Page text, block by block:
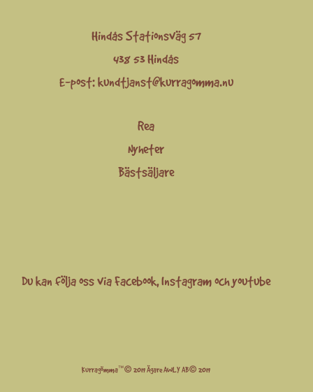
Hindås Stationsväg 57
438 53 Hindås
E-post:kundtjanst@kurragomma.nu
Rea
Nyheter
Bästsäljare
Du kan följa oss viaFacebook,Instagramochyoutube
Kurragömma™© 2019 Ägare AWLY AB© 2019